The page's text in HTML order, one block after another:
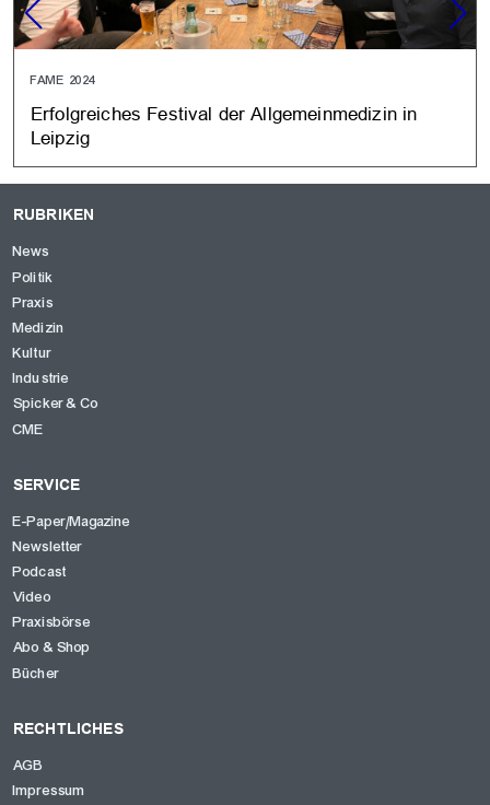
FAME 2024
Erfolgreiches Festival der Allgemeinmedizin in
Leipzig
RUBRIKEN
News
Politik
Praxis
Medizin
Kultur
Industrie
Spicker & Co
CME
SERVICE
E-Paper/Magazine
Newsletter
Podcast
Video
Praxisbörse
Abo & Shop
Bücher
RECHTLICHES
AGB
Impressum